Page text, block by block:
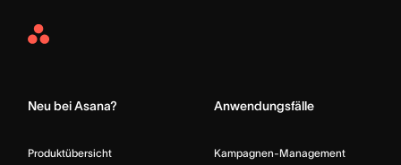
Asana
Neu bei Asana?
Produktübersicht
Anwendungsfälle
Kampagnen-Management